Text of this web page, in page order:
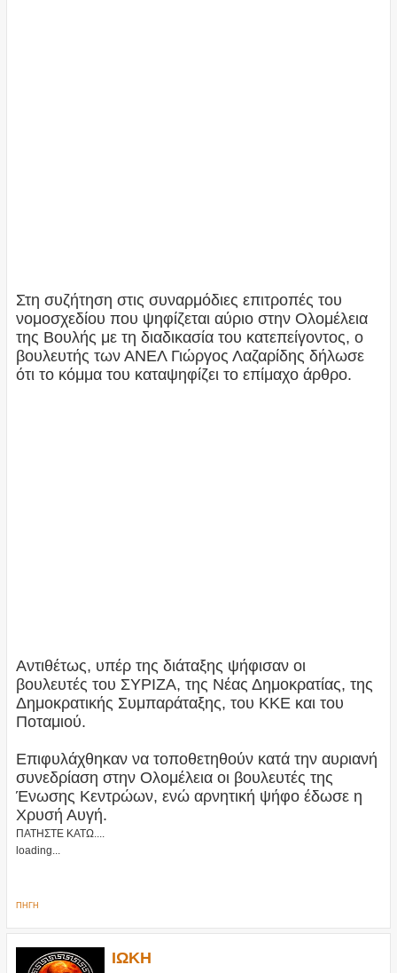
Στη συζήτηση στις συναρμόδιες επιτροπές του
νομοσχεδίου που ψηφίζεται αύριο στην Ολομέλεια
της Βουλής με τη διαδικασία του κατεπείγοντος, ο
βουλευτής των ΑΝΕΛ Γιώργος Λαζαρίδης δήλωσε
ότι το κόμμα του καταψηφίζει το επίμαχο άρθρο.
Αντιθέτως, υπέρ της διάταξης ψήφισαν οι
βουλευτές του ΣΥΡΙΖΑ, της Νέας Δημοκρατίας, της
Δημοκρατικής Συμπαράταξης, του ΚΚΕ και του
Ποταμιού.
Επιφυλάχθηκαν να τοποθετηθούν κατά την αυριανή
συνεδρίαση στην Ολομέλεια οι βουλευτές της
Ένωσης Κεντρώων, ενώ αρνητική ψήφο έδωσε η
Χρυσή Αυγή.
ΠΑΤΗΣΤΕ ΚΑΤΩ....
loading...
ΠΗΓΗ
ΙΩΚΗ